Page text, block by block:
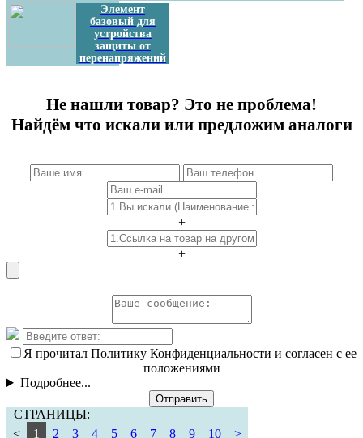
Элемент
базовый для
устройства
защиты от
перенапряжений
Не нашли товар? Это не проблема!
Найдём что искали или предложим аналоги
+
+
Я прочитал Политику Конфиденциальности и согласен с ее
положениями
Подробнее...
Отправить
СТРАНИЦЫ:
<
1 2 3 4 5 6 7 8 9 10 >